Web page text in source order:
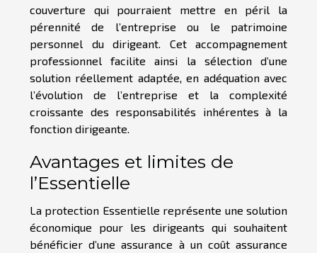
couverture qui pourraient mettre en péril la
pérennité de l’entreprise ou le patrimoine
personnel du dirigeant. Cet accompagnement
professionnel facilite ainsi la sélection d’une
solution réellement adaptée, en adéquation avec
l’évolution de l’entreprise et la complexité
croissante des responsabilités inhérentes à la
fonction dirigeante.
Avantages et limites de
l’Essentielle
La protection Essentielle représente une solution
économique pour les dirigeants qui souhaitent
bénéficier d’une assurance à un coût assurance